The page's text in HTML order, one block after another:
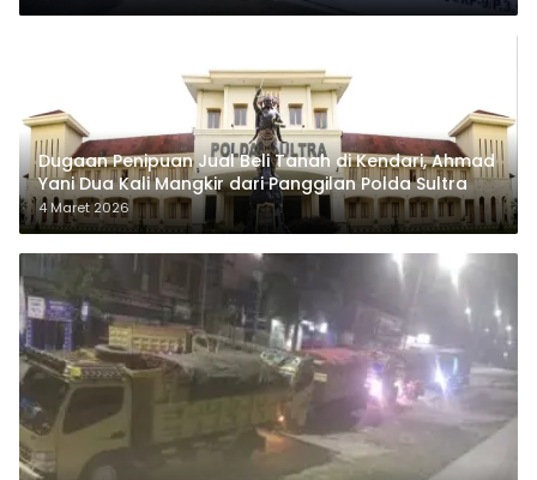
Dugaan Penipuan Jual Beli Tanah di Kendari, Ahmad
Yani Dua Kali Mangkir dari Panggilan Polda Sultra
4 Maret 2026